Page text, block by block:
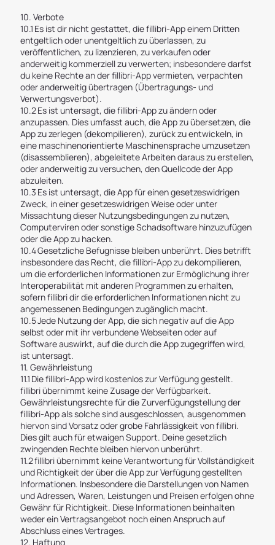
10. Verbote
10.1 Es ist dir nicht gestattet, die fillibri-App einem Dritten
entgeltlich oder unentgeltlich zu überlassen, zu
veröffentlichen, zu lizenzieren, zu verkaufen oder
anderweitig kommerziell zu verwerten; insbesondere darfst
du keine Rechte an der fillibri-App vermieten, verpachten
oder anderweitig übertragen (Übertragungs- und
Verwertungsverbot).
10.2 Es ist untersagt, die fillibri-App zu ändern oder
anzupassen. Dies umfasst auch, die App zu übersetzen, die
App zu zerlegen (dekompilieren), zurück zu entwickeln, in
eine maschinenorientierte Maschinensprache umzusetzen
(disassemblieren), abgeleitete Arbeiten daraus zu erstellen,
oder anderweitig zu versuchen, den Quellcode der App
abzuleiten.
10.3 Es ist untersagt, die App für einen gesetzeswidrigen
Zweck, in einer gesetzeswidrigen Weise oder unter
Missachtung dieser Nutzungsbedingungen zu nutzen,
Computerviren oder sonstige Schadsoftware hinzuzufügen
oder die App zu hacken.
10.4 Gesetzliche Befugnisse bleiben unberührt. Dies betrifft
insbesondere das Recht, die fillibri-App zu dekompilieren,
um die erforderlichen Informationen zur Ermöglichung ihrer
Interoperabilität mit anderen Programmen zu erhalten,
sofern fillibri dir die erforderlichen Informationen nicht zu
angemessenen Bedingungen zugänglich macht.
10.5 Jede Nutzung der App, die sich negativ auf die App
selbst oder mit ihr verbundene Webseiten oder auf
Software auswirkt, auf die durch die App zugegriffen wird,
ist untersagt.
11. Gewährleistung
11.1 Die fillibri-App wird kostenlos zur Verfügung gestellt.
fillibri übernimmt keine Zusage der Verfügbarkeit.
Gewährleistungsrechte für die Zurverfügungstellung der
fillibri-App als solche sind ausgeschlossen, ausgenommen
hiervon sind Vorsatz oder grobe Fahrlässigkeit von fillibri.
Dies gilt auch für etwaigen Support. Deine gesetzlich
zwingenden Rechte bleiben hiervon unberührt.
11.2 fillibri übernimmt keine Verantwortung für Vollständigkeit
und Richtigkeit der über die App zur Verfügung gestellten
Informationen. Insbesondere die Darstellungen von Namen
und Adressen, Waren, Leistungen und Preisen erfolgen ohne
Gewähr für Richtigkeit. Diese Informationen beinhalten
weder ein Vertragsangebot noch einen Anspruch auf
Abschluss eines Vertrages.
12. Haftung